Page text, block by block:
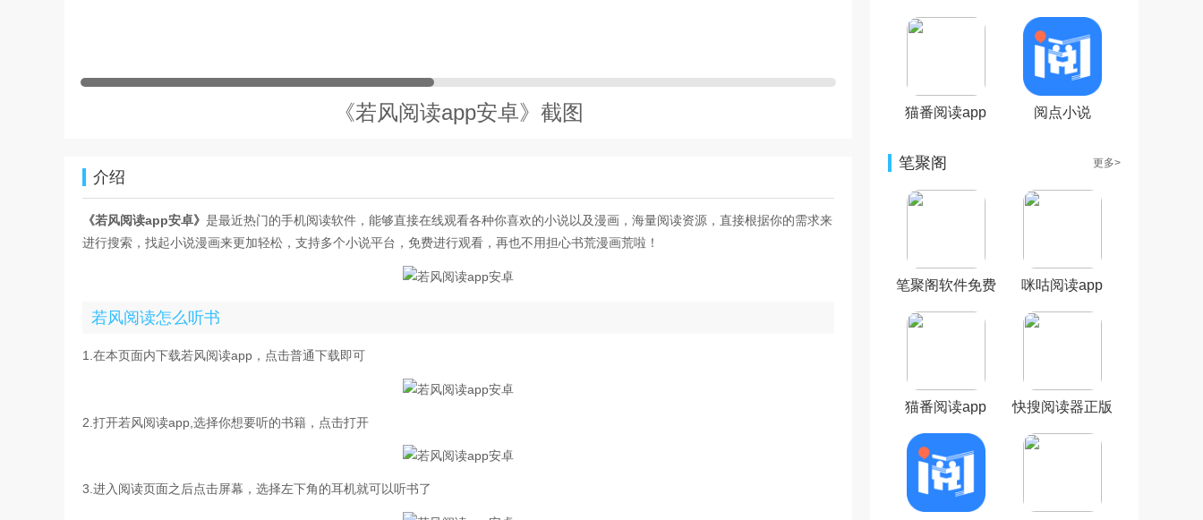
《若风阅读app安卓》截图
介绍
《若风阅读app安卓》 是最近热门的手机阅读软件，能够直接在线观看各种你喜欢的小说以及漫画，海量阅读资源，直接根据你的需求来
进行搜索，找起小说漫画来更加轻松，支持多个小说平台，免费进行观看，再也不用担心书荒漫画荒啦！
若风阅读怎么听书
1.在本页面内下载若风阅读app，点击普通下载即可
2.打开若风阅读app,选择你想要听的书籍，点击打开
3.进入阅读页面之后点击屏幕，选择左下角的耳机就可以听书了
猫番阅读app 阅点小说
笔聚阁 更多>
笔聚阁软件免费 咪咕阅读app
猫番阅读app
快搜阅读器正版